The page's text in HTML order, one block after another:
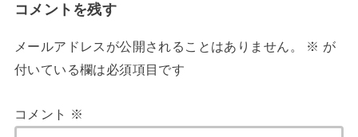
コメントを残す
メールアドレスが公開されることはありません。 ※ が
付いている欄は必須項目です
コメント ※